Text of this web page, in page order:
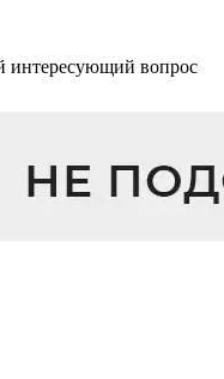
интересующий вопрос